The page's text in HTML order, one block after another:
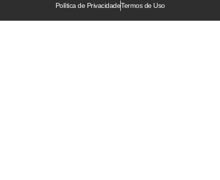
Política de PrivacidadeTermos de Uso